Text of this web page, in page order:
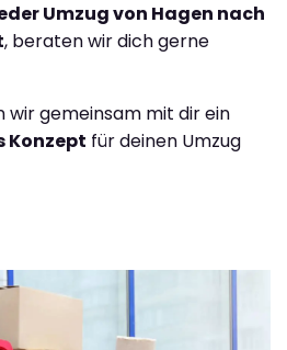
Umzug von Hagen nach
, beraten wir dich gerne
wir gemeinsam mit dir ein
Konzept für deinen Umzug